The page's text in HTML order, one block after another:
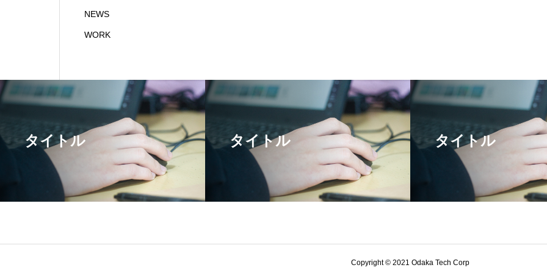
NEWS
WORK
タイトル タイトル タイトル
Copyright © 2021 Odaka Tech Corp